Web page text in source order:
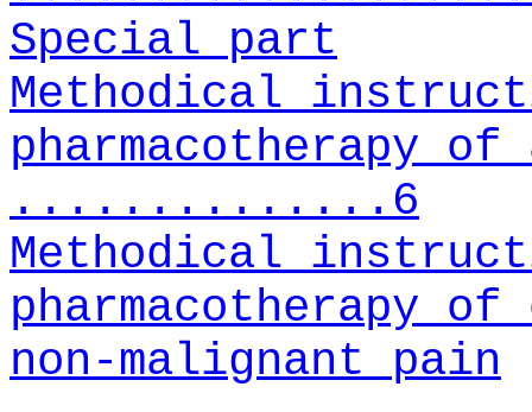
Special part
Methodical
pharmacotherapy
..............6
Methodical
pharmacotherapy
non-malignant pain